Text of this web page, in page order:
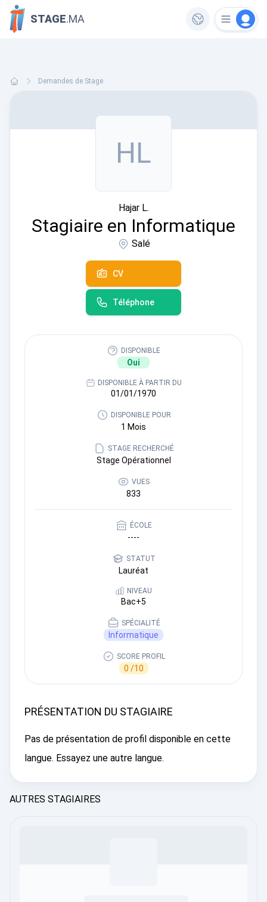
STAGE.MA
Demandes de Stage
HL
Hajar L.
Stagiaire en Informatique
Salé
CV
Téléphone
DISPONIBLE
Oui
DISPONIBLE À PARTIR DU
01/01/1970
DISPONIBLE POUR
1 Mois
STAGE RECHERCHÉ
Stage Opérationnel
VUES
833
ÉCOLE
----
STATUT
Lauréat
NIVEAU
Bac+5
SPÉCIALITÉ
Informatique
SCORE PROFIL
0 /10
PRÉSENTATION DU STAGIAIRE
Pas de présentation de profil disponible en cette
langue. Essayez une autre langue.
AUTRES STAGIAIRES